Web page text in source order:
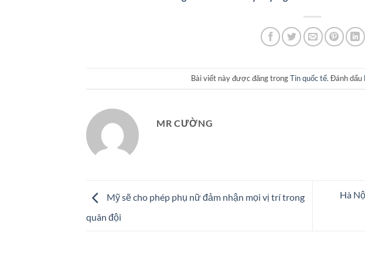
Bài viết này được đăng trongTin quốc tế. Đánh dấu
MR CƯỜNG
Mỹ sẽ cho phép phụ nữ đảm nhận mọi vị trí trong
quân đội
Hà